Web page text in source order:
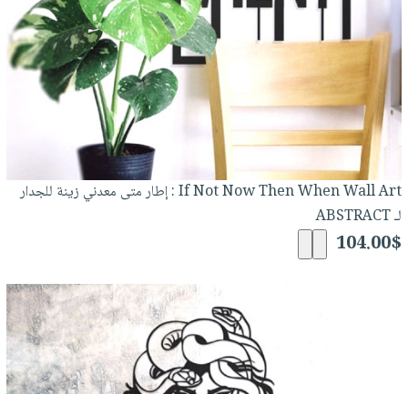
If Not Now Then When Wall Art : إطار متى معدني زينة للجدار
لـ ABSTRACT
104.00$